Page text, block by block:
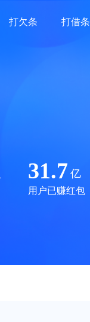
打欠条 打借条
31.7 亿
用户已赚红包